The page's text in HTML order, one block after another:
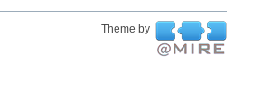
Theme by